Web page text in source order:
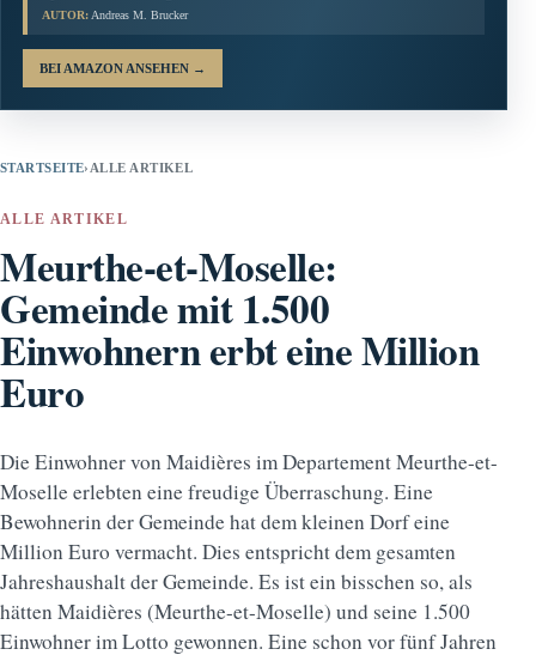
AUTOR: Andreas M. Brucker
BEI AMAZON ANSEHEN →
STARTSEITE› ALLE ARTIKEL
ALLE ARTIKEL
Meurthe-et-Moselle:
Gemeinde mit 1.500
Einwohnern erbt eine Million
Euro
Die Einwohner von Maidières im Departement Meurthe-et-
Moselle erlebten eine freudige Überraschung. Eine
Bewohnerin der Gemeinde hat dem kleinen Dorf eine
Million Euro vermacht. Dies entspricht dem gesamten
Jahreshaushalt der Gemeinde. Es ist ein bisschen so, als
hätten Maidières (Meurthe-et-Moselle) und seine 1.500
Einwohner im Lotto gewonnen. Eine schon vor fünf Jahren